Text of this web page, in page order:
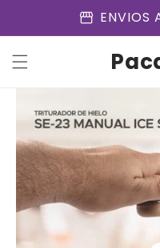
contenido
storefront ENVIOS
producto